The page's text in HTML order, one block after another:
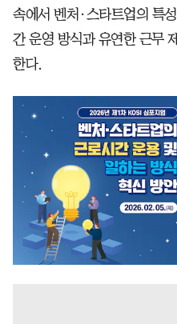
속에서 벤처·스타트업의 특
간 운영 방식과 유연한 근무
한다.